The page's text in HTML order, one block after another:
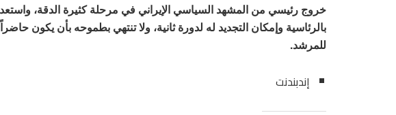
خروج رئيسي من المشهد السياسي الإيراني في مرحلة كثيرة الدقة،
بالرئاسية وإمكان التجديد له لدورة ثانية، ولا تنتهي بطموحه بأن يكون
للمرشد.
إندبندنت